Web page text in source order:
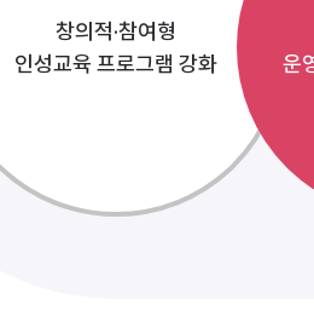
창의적·참여형
인성교육 프로그램 강화
운